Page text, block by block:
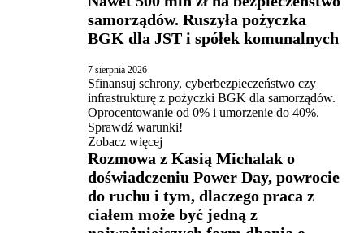
samorządów. Ruszyła pożyczka
BGK dla JST i spółek komunalnych
7 sierpnia 2026
Sfinansuj schrony, cyberbezpieczeństwo czy
infrastrukturę z pożyczki BGK dla samorządów.
Oprocentowanie od 0% i umorzenie do 40%.
Sprawdź warunki!
Zobacz więcej
Rozmowa z Kasią Michalak o
doświadczeniu Power Day, powrocie
do ruchu i tym, dlaczego praca z
ciałem może być jedną z